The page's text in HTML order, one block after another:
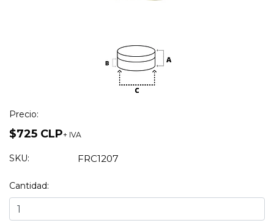
Precio:
$725 CLP+ IVA
SKU: FRC1207
Cantidad: